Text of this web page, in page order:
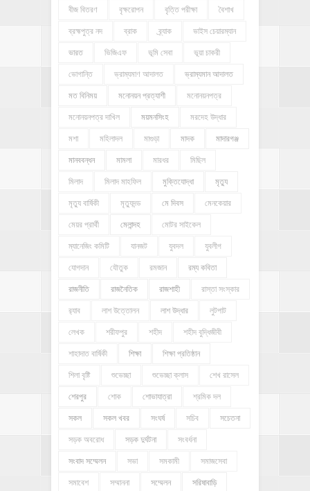
বীজ বিতরণ বৃক্ষরোপন বৃত্তি পরীক্ষা বৈশাখ
ব্রহ্মপুত্র নদ ব্রাক ব্র্যাক ভাইস চেয়ারম্যান
ভারত ভিজিএফ ভূমি সেবা ভূয়া চাকরী
ভোগান্তি ভ্রাম্যমাণ আদালত ভ্রাম্যমান আদালত
মত বিনিময় মনোনয়ন প্রত্যাশী মনোনয়নপত্র
মনোনয়নপত্র দাখিল ময়মনসিংহ মরদেহ উদ্ধার
মশা মহিলাদল মাগুড়া মাদক মাদারগঞ্জ
মানববন্ধন মামলা মারধর মিছিল
মিলাদ মিলাদ মাহফিল মুক্তিযোদ্ধা মৃত্যু
মৃত্যু বার্ষিকী মৃত্যুদন্ড মে দিবস মেনকেয়ার
মেয়র প্রার্থী মেলান্দহ মোটর সাইকেল
ম্যানেজিং কমিটি যানজট যুবদল যুবলীগ
যোগদান যৌতুক রমজান রম্য কবিতা
রাজনীতি রাজনৈতিক রাজশাহী রাস্তা সংস্কার
র‍্যাব লাশ উত্তোলন লাশ উদ্ধার লুটপাট
লেখক শরীফপুর শহীদ শহীদ বুদ্ধিজীবী
শাহাদাত বার্ষিকী শিক্ষা শিক্ষা প্রতিষ্ঠান
শিলা বৃষ্টি শুভেচ্ছা শুভেচ্ছা ক্লাস শেখ রাসেল
শেরপুর শোক শোভাযাত্রা শ্রমিক দল
সকল সকল খবর সংঘর্ষ সচিব সচেতনা
সড়ক অবরোধ সড়ক দুর্ঘটনা সংবর্ধনা
সংবাদ সম্মেলন সভা সমকামী সমাজসেবা
সমাবেশ সম্মাননা সম্মেলন সরিষাবাড়ি